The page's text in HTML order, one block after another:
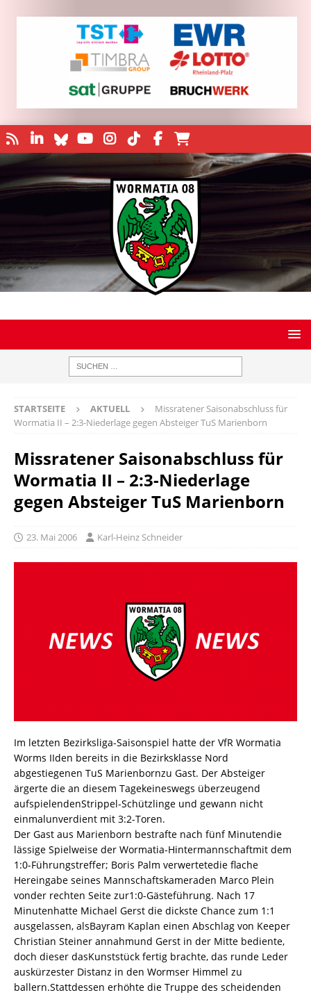
STARTSEITE AKTUELL
Missratener Saisonabschluss für
Wormatia II – 2:3-Niederlage gegen Absteiger TuS Marienborn
Missratener Saisonabschluss für
Wormatia II – 2:3-Niederlage
gegen Absteiger TuS Marienborn
23. Mai 2006 Karl-Heinz Schneider
Im letzten Bezirksliga-Saisonspiel hatte der VfR Wormatia
Worms IIden bereits in die Bezirksklasse Nord
abgestiegenen TuS Marienbornzu Gast. Der Absteiger
ärgerte die an diesem Tagekeineswegs überzeugend
aufspielendenStrippel-Schützlinge und gewann nicht
einmalunverdient mit 3:2-Toren.
Der Gast aus Marienborn bestrafte nach fünf Minutendie
lässige Spielweise der Wormatia-Hintermannschaftmit dem
1:0-Führungstreffer; Boris Palm verwertetedie flache
Hereingabe seines Mannschaftskameraden Marco Plein
vonder rechten Seite zur1:0-Gästeführung. Nach 17
Minutenhatte Michael Gerst die dickste Chance zum 1:1
ausgelassen, alsBayram Kaplan einen Abschlag von Keeper
Christian Steiner annahmund Gerst in der Mitte bediente,
doch dieser dasKunststück fertig brachte, das runde Leder
auskürzester Distanz in den Wormser Himmel zu
ballern.Stattdessen erhöhte die Truppe des scheidenden